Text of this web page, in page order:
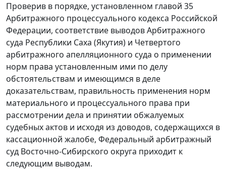
Проверив в порядке, установленном главой 35
Арбитражного процессуального кодекса Российской
Федерации, соответствие выводов Арбитражного
суда Республики Саха (Якутия) и Четвертого
арбитражного апелляционного суда о применении
норм права установленным ими по делу
обстоятельствам и имеющимся в деле
доказательствам, правильность применения норм
материального и процессуального права при
рассмотрении дела и принятии обжалуемых
судебных актов и исходя из доводов, содержащихся в
кассационной жалобе, Федеральный арбитражный
суд Восточно-Сибирского округа приходит к
следующим выводам.